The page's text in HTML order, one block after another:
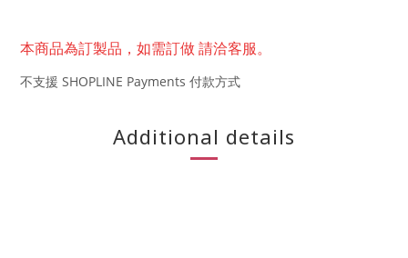
本商品為訂製品， 如需訂做 請洽客服。
不支援 SHOPLINE Payments 付款方式
Additional details